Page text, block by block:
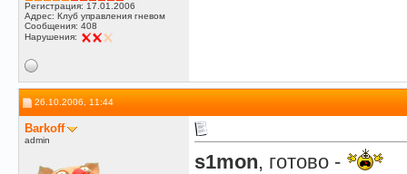
Регистрация: 17.01.2006
Адрес: Клуб управления гневом
Сообщения: 408
Нарушения:
26.10.2006, 11:44
Barkoff
admin
s1mon, готово -